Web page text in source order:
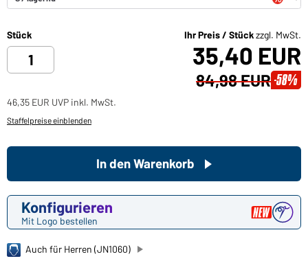
Stück Ihr Preis / Stückzzgl. MwSt.
35,40 EUR
84,98 EUR -58%
46,35 EUR UVP inkl. MwSt.
Staffelpreise einblenden
Konfigurieren
Mit Logo bestellen
In den Warenkorb
Auch für Herren (JN1060)